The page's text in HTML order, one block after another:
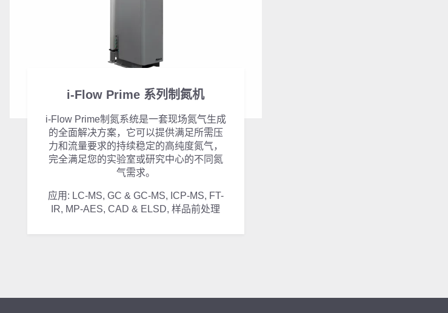
i-Flow Prime 系列制氮机
i-Flow Prime制氮系统是一套现场氮气生成
的全面解决方案，它可以提供满足所需压
力和流量要求的持续稳定的高纯度氮气，
完全满足您的实验室或研究中心的不同氮
气需求。
应用: LC-MS, GC & GC-MS, ICP-MS, FT-
IR, MP-AES, CAD & ELSD, 样品前处理